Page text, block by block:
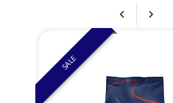
SALE